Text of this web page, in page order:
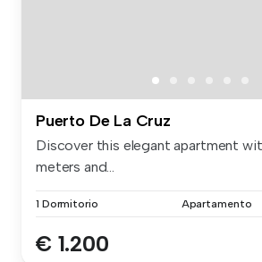
Puerto De La Cruz
Discover this elegant apartment
meters and...
1 Dormitorio Apartamento
€ 1.200